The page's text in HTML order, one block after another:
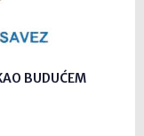
BUDUĆEM